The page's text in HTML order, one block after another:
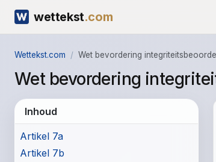
wettekst.com
Wettekst.com Wet bevordering
Wet bevordering
Inhoud
Artikel 7a
Artikel 7b